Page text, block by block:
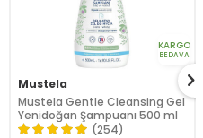
KARGO
BEDAVA
Mustela
Mustela Gentle Cleansing Gel
Yenidoğan Şampuanı 500 ml
(254)